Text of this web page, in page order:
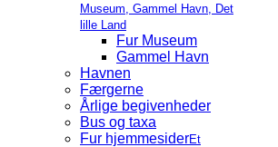
Museum, Gammel Havn, Det
lille Land
Fur Museum
Gammel Havn
Havnen
Færgerne
Årlige begivenheder
Bus og taxa
Fur hjemmesiderEt